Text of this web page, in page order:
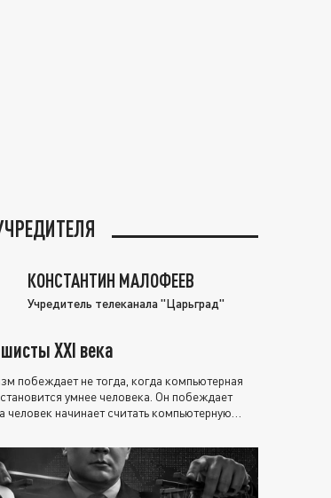
КОНСТАНТИН МАЛОФЕЕВ
Учредитель телеканала "Царьград"
XXI века
побеждает не тогда, когда компьютерная
умнее человека. Он побеждает
человек начинает считать компьютерную